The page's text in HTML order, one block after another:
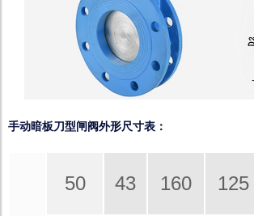
手动暗板刀型闸阀外形尺寸表：
50 43 160 125